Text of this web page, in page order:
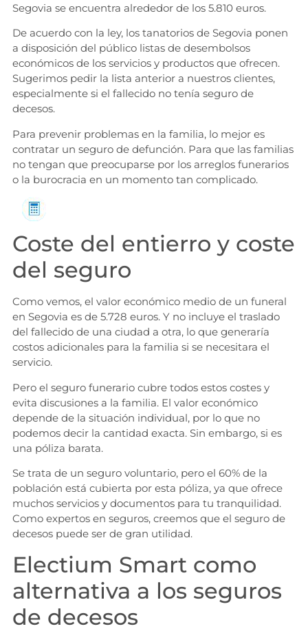
Segovia se encuentra alrededor de los 5.810 euros.
De acuerdo con la ley, los tanatorios de Segovia ponen
a disposición del público listas de desembolsos
económicos de los servicios y productos que ofrecen.
Sugerimos pedir la lista anterior a nuestros clientes,
especialmente si el fallecido no tenía seguro de
decesos.
Para prevenir problemas en la familia, lo mejor es
contratar un seguro de defunción. Para que las familias
no tengan que preocuparse por los arreglos funerarios
o la burocracia en un momento tan complicado.
Coste del entierro y coste
del seguro
Como vemos, el valor económico medio de un funeral
en Segovia es de 5.728 euros. Y no incluye el traslado
del fallecido de una ciudad a otra, lo que generaría
costos adicionales para la familia si se necesitara el
servicio.
Pero el seguro funerario cubre todos estos costes y
evita discusiones a la familia. El valor económico
depende de la situación individual, por lo que no
podemos decir la cantidad exacta. Sin embargo, si es
una póliza barata.
Se trata de un seguro voluntario, pero el 60% de la
población está cubierta por esta póliza, ya que ofrece
muchos servicios y documentos para tu tranquilidad.
Como expertos en seguros, creemos que el seguro de
decesos puede ser de gran utilidad.
Electium Smart como
alternativa a los seguros
de decesos